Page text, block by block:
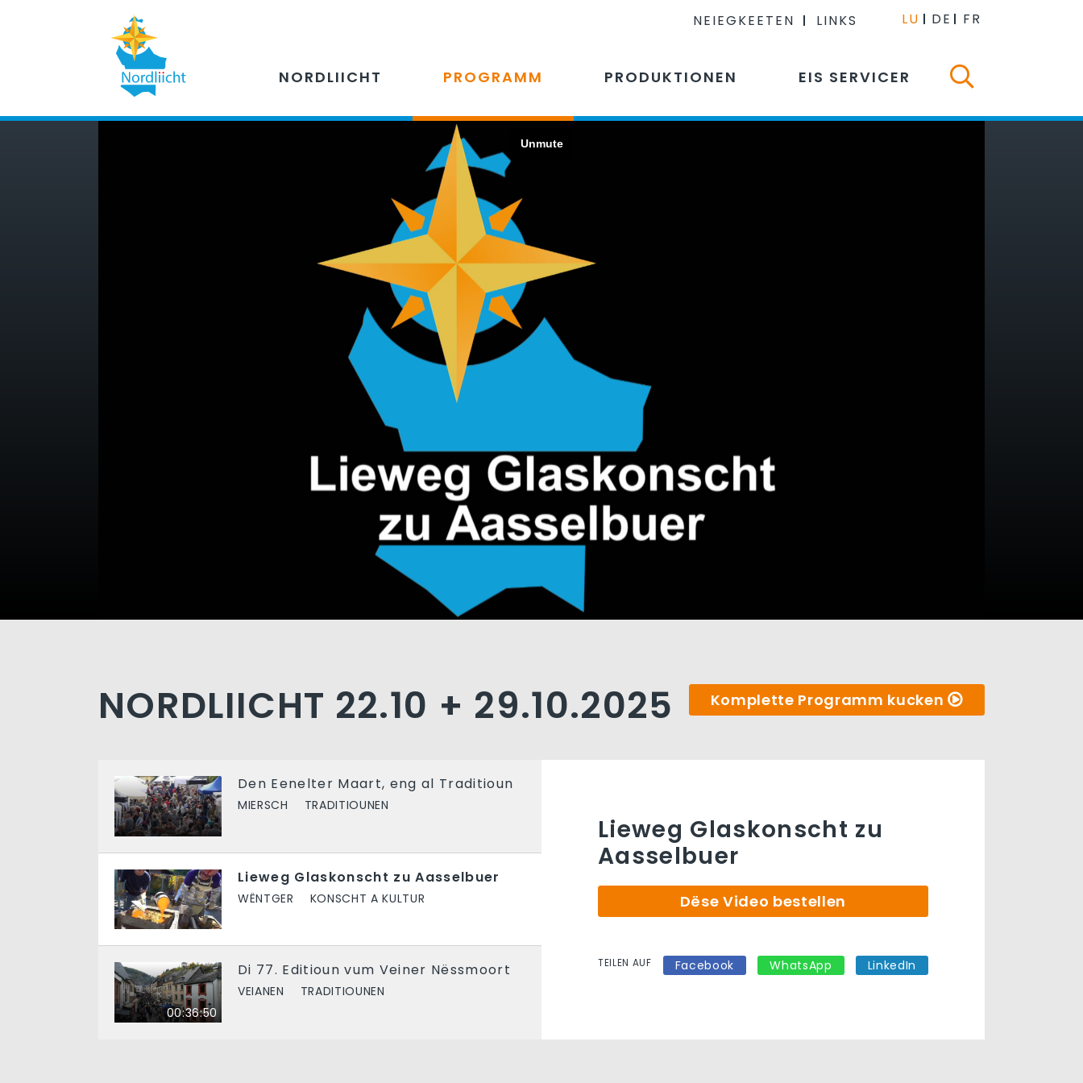
NEIEGKEETEN LINKS LU DE FR
NORDLIICHT PROGRAMM PRODUKTIONEN EIS SERVICER
NORDLIICHT 22.10 + 29.10.2025 Komplette Programm kucken
Den Eenelter Maart, eng al Traditioun
MIERSCH TRADITIOUNEN
Lieweg Glaskonscht zu Aasselbuer
WËNTGER KONSCHT A KULTUR
00:36:50
Di 77. Editioun vum Veiner Nëssmoort
VEIANEN TRADITIOUNEN
Lieweg Glaskonscht zu
Aasselbuer
Dëse Video bestellen
TEILEN AUF Facebook WhatsApp LinkedIn